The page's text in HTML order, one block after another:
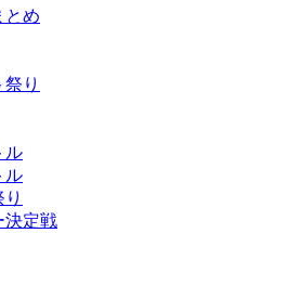
とめ
り
ル
ル
決定戦